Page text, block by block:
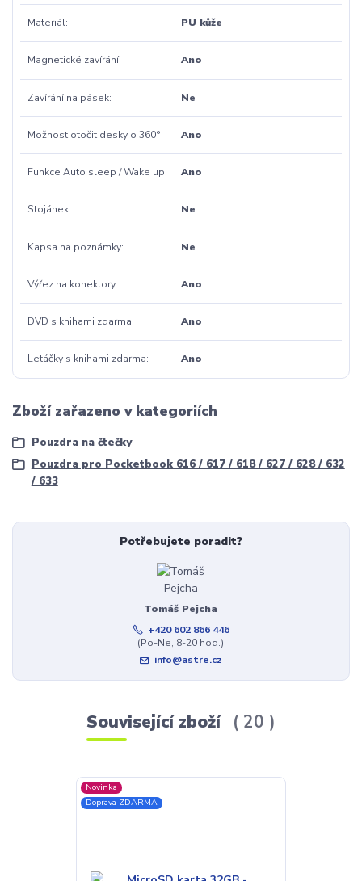
Materiál PU kůže
Magnetické zavírání Ano
Zavírání na pásek Ne
Možnost otočit desky o 360° Ano
Funkce Auto sleep / Wake up Ano
Stojánek Ne
Kapsa na poznámky Ne
Výřez na konektory Ano
DVD s knihami zdarma Ano
Letáčky s knihami zdarma Ano
Zboží zařazeno v kategoriích
Pouzdra na čtečky
Pouzdra pro Pocketbook 616 / 617 / 618 / 627 / 628 / 632
/ 633
Potřebujete poradit?
Tomáš Pejcha
+420 602 866 446
(Po-Ne, 8-20 hod.)
info@astre.cz
Související zboží 20
Novinka
Doprava ZDARMA